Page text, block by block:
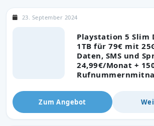
Playstation 5 Slim
1TB für 79€ mit
Daten, SMS und
24,99€/Monat +
23. September 2024
Zum Angebot